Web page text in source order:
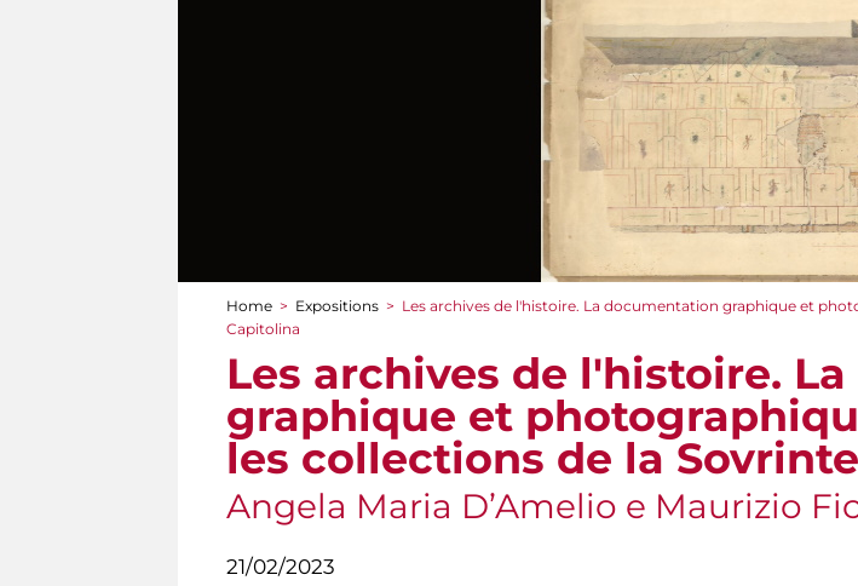
You are here
Home > Expositions > Les archives de l'histoire. La documentation graphique et
Capitolina
Les archives de l'histoire.
graphique et
les collections de la
Angela Maria D’Amelio e Maurizio
21/02/2023